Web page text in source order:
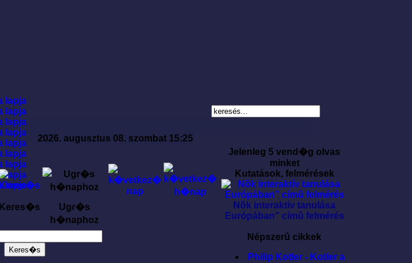
2026. augusztus 08. szombat 15:25
Keres�s
Ugr�s
h�naphoz
Jelenleg 5 vend�g olvas
minket
Kutatások, felmérések
Nõk interaktív tanulása
Európában” címû felmérés
Népszerû cikkek
Philip Kotler - Kotler a